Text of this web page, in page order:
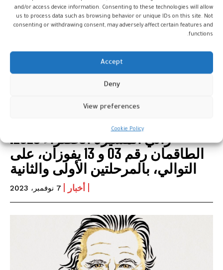
and/or access device information. Consenting to these technologies will allow
us to process data such as browsing behavior or unique IDs on this site. Not
consenting or withdrawing consent, may adversely affect certain features and
functions.
Accept
Deny
View preferences
Cookie Policy
رالي المسيرة الخضراء 2023:
الطاقمان رقم 03 و 13 يفوزان، على
التوالي، بالمرحلتين الأولى والثانية
أخبار 7 نوفمبر، 2023